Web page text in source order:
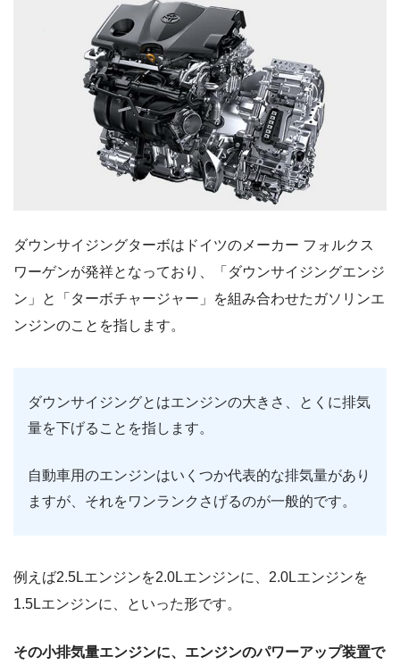
ダウンサイジングターボはドイツのメーカー フォルクス
ワーゲンが発祥となっており、「ダウンサイジングエンジ
ン」と「ターボチャージャー」を組み合わせたガソリンエ
ンジンのことを指します。
ダウンサイジングとはエンジンの大きさ、とくに排気
量を下げることを指します。
自動車用のエンジンはいくつか代表的な排気量があり
ますが、それをワンランクさげるのが一般的です。
例えば2.5Lエンジンを2.0Lエンジンに、2.0Lエンジンを
1.5Lエンジンに、といった形です。
その小排気量エンジンに、エンジンのパワーアップ装置で